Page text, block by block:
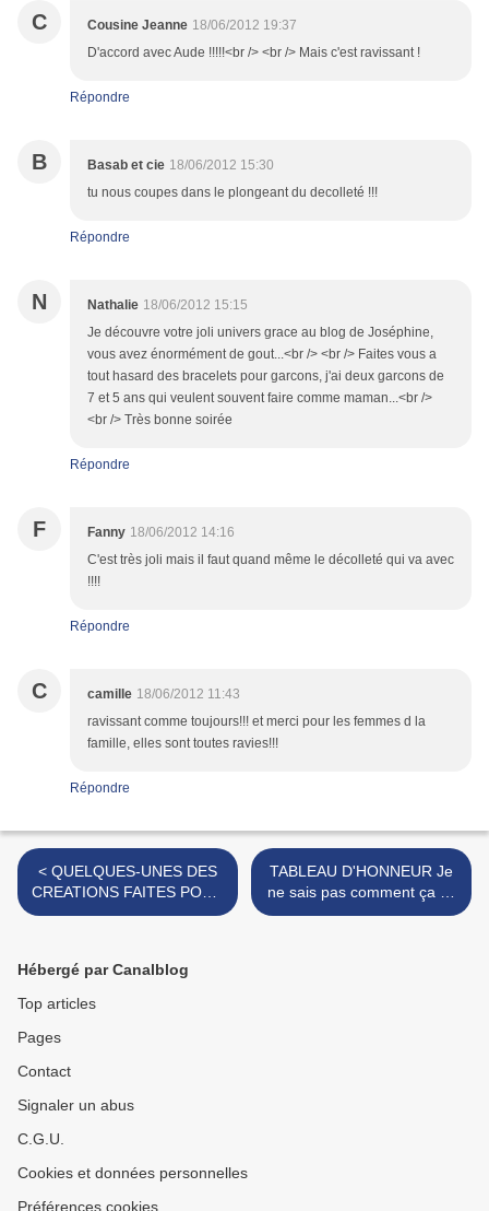
C Cousine Jeanne 18/06/2012 19:37
D'accord avec Aude !!!!!<br /> <br /> Mais c'est ravissant !
Répondre
B Basab et cie 18/06/2012 15:30
tu nous coupes dans le plongeant du decolleté !!!
Répondre
N Nathalie 18/06/2012 15:15
Je découvre votre joli univers grace au blog de Joséphine,
vous avez énormément de gout...<br /> <br /> Faites vous a
tout hasard des bracelets pour garcons, j'ai deux garcons de
7 et 5 ans qui veulent souvent faire comme maman...<br />
<br /> Très bonne soirée
Répondre
F Fanny 18/06/2012 14:16
C'est très joli mais il faut quand même le décolleté qui va avec
!!!!
Répondre
C camille 18/06/2012 11:43
ravissant comme toujours!!! et merci pour les femmes d la
famille, elles sont toutes ravies!!!
Répondre
< QUELQUES-UNES DES
CREATIONS FAITES POUR
VOUS
TABLEAU D'HONNEUR Je
ne sais pas comment ça se
>
Hébergé par Canalblog
Top articles
Pages
Contact
Signaler un abus
C.G.U.
Cookies et données personnelles
Préférences cookies